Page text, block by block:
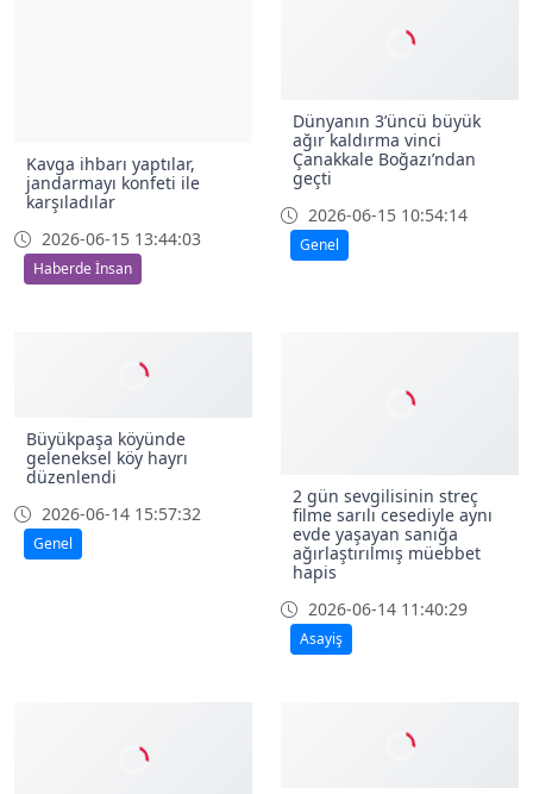
Kavga ihbarı yaptılar,
jandarmayı konfeti ile
karşıladılar
2026-06-15 13:44:03
Haberde İnsan
Dünyanın 3’üncü büyük
ağır kaldırma vinci
Çanakkale Boğazı’ndan
geçti
2026-06-15 10:54:14
Genel
Büyükpaşa köyünde
geleneksel köy hayrı
düzenlendi
2026-06-14 15:57:32
Genel
2 gün sevgilisinin streç
filme sarılı cesediyle aynı
evde yaşayan sanığa
ağırlaştırılmış müebbet
hapis
2026-06-14 11:40:29
Asayiş